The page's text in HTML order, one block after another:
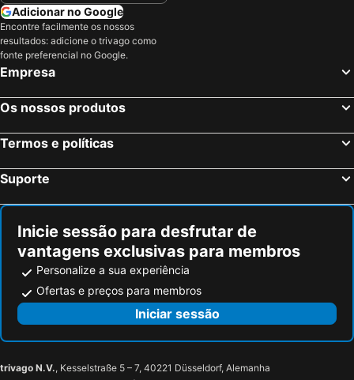
Crévin, bed and breakfasts
Missillac, bed and breakfasts
Corsept, bed and breakfasts
Le Tour-du-Parc, bed and breakfasts
Missiriac, bed and breakfasts
Frossay, bed and breakfasts
Grandchamp-des-Fontaines, bed and breakfasts
Lassy, bed and breakfasts
Séné, bed and breakfasts
Pornichet, bed and breakfasts
Adicionar no Google
Encontre facilmente os nossos
resultados: adicione o trivago como
fonte preferencial no Google.
Empresa
Os nossos produtos
Termos e políticas
Suporte
Inicie sessão para desfrutar de
vantagens exclusivas para membros
Personalize a sua experiência
Ofertas e preços para membros
Iniciar sessão
trivago N.V., Kesselstraße 5 – 7, 40221 Düsseldorf, Alemanha